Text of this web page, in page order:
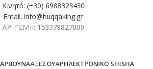
Κινητό: (+30) 6988323430
Email. info@huqqaking.gr
ΑΡ. ΓΕΜΗ: 153379827000
ΑΞΕΣΟΥΆΡΗΛΕΚΤΡΟΝΙΚΌ SHISHA